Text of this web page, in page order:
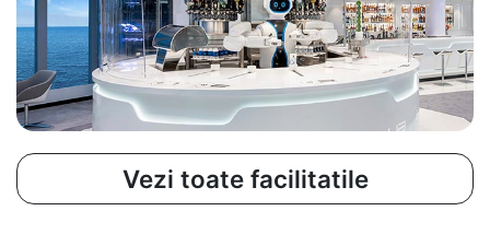
Vezi toate facilitatile